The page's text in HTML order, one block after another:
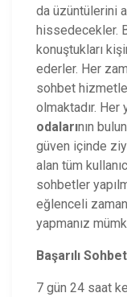
da üzüntülerini
hissedecekler.
konuştukları
ederler. Her
sohbet
olmaktadır. Her
odalarının
güven içinde
alan tüm
sohbetler
eğlenceli
yapmanız
Başarılı
7 gün 24 saat